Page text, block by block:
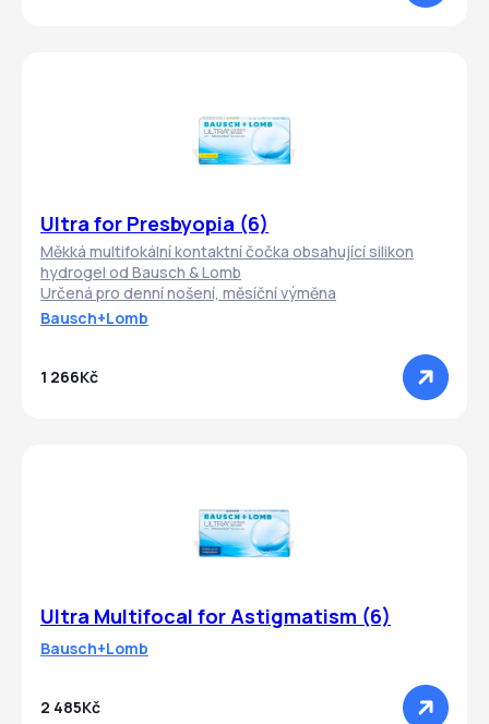
Ultra for Presbyopia (6)
Měkká multifokální kontaktní čočka obsahující silikon
hydrogel od Bausch & Lomb
Určená pro denní nošení, měsíční výměna
Bausch+Lomb
1 266Kč
Ultra Multifocal for Astigmatism (6)
Bausch+Lomb
2 485Kč